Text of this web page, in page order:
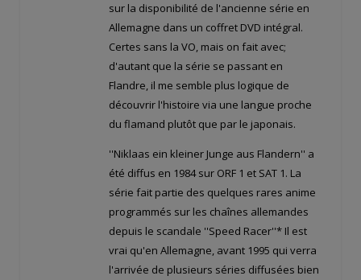
sur la disponibilité de l'ancienne série en
Allemagne dans un coffret DVD intégral.
Certes sans la VO, mais on fait avec;
d'autant que la série se passant en
Flandre, il me semble plus logique de
découvrir l'histoire via une langue proche
du flamand plutôt que par le japonais.
''Niklaas ein kleiner Junge aus Flandern'' a
été diffus en 1984 sur ORF 1 et SAT 1. La
série fait partie des quelques rares anime
programmés sur les chaînes allemandes
depuis le scandale ''Speed Racer''* Il est
vrai qu'en Allemagne, avant 1995 qui verra
l'arrivée de plusieurs séries diffusées bien